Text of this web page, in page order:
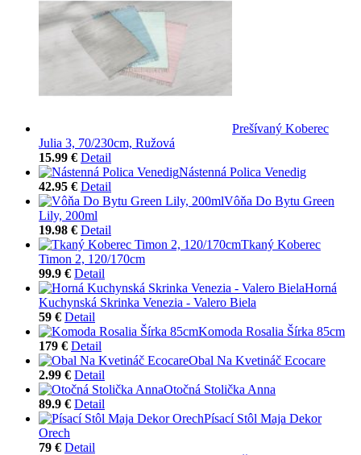
Prešívaný Koberec
Julia 3, 70/230cm, Ružová
15.99 € Detail
Nástenná Polica Venedig
42.95 € Detail
Vôňa Do Bytu Green
Lily, 200ml
19.98 € Detail
Tkaný Koberec
Timon 2, 120/170cm
99.9 € Detail
Horná
Kuchynská Skrinka Venezia - Valero Biela
59 € Detail
Komoda Rosalia Šírka 85cm
179 € Detail
Obal Na Kvetináč Ecocare
2.99 € Detail
Otočná Stolička Anna
89.9 € Detail
Písací Stôl Maja Dekor
Orech
79 € Detail